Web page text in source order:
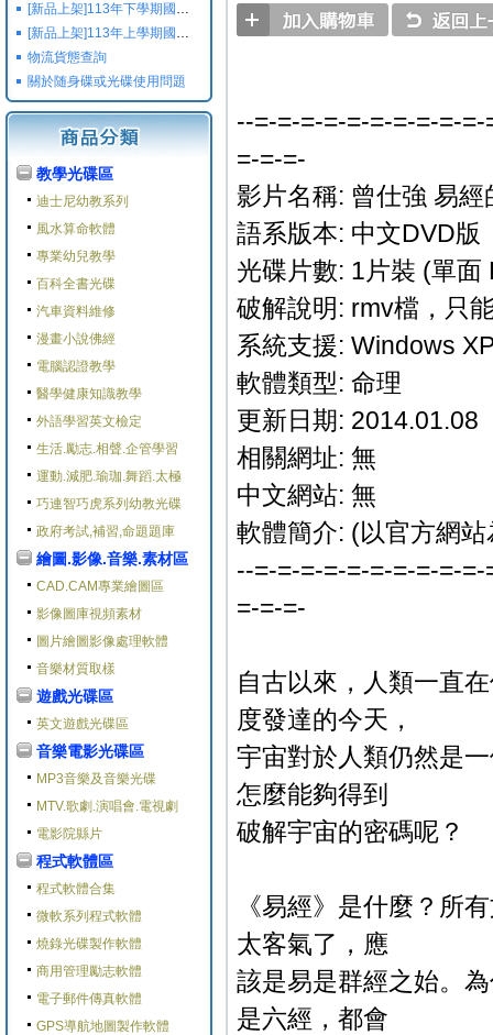
[新品上架]113年下學期國小國中高中命題光碟,校用卷,習作
[新品上架]113年上學期國小國中高中命題光碟,校用卷,習作
物流貨態查詢
關於随身碟或光碟使用問題
教學光碟區
迪士尼幼教系列
風水算命軟體
專業幼兒教學
百科全書光碟
汽車資料維修
漫畫小說佛經
電腦認證教學
醫學健康知識教學
外語學習英文檢定
生活.勵志.相聲.企管學習
運動.減肥.瑜珈.舞蹈.太極
巧連智巧虎系列幼教光碟
政府考試,補習,命題題庫
繪圖.影像.音樂.素材區
CAD.CAM專業繪圖區
影像圖庫視頻素材
圖片繪圖影像處理軟體
音樂材質取樣
遊戲光碟區
英文遊戲光碟區
音樂電影光碟區
MP3音樂及音樂光碟
MTV.歌劇.演唱會.電視劇
電影院縣片
程式軟體區
程式軟體合集
微軟系列程式軟體
燒錄光碟製作軟體
商用管理勵志軟體
電子郵件傳真軟體
GPS導航地圖製作軟體
--=-=-=-=-=-=-=-=-=-
=-=-=-
影片名稱: 曾仕強 易
語系版本: 中文DVD版
光碟片數: 1片裝 (單面
破解說明: rmv檔，只
系統支援: Windows
軟體類型: 命理
更新日期: 2014.01.08
相關網址: 無
中文網站: 無
軟體簡介: (以官方網站
--=-=-=-=-=-=-=-=-=-
=-=-=-
自古以來，人類一直
度發達的今天，
宇宙對於人類仍然是
怎麼能夠得到
破解宇宙的密碼呢？
《易經》是什麼？所
太客氣了，應
該是易是群經之始。
是六經，都會